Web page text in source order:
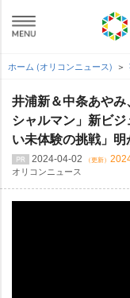
ホーム (オリコンニュース)
井浦新＆中条あや
シャルマン」新ビ
い未体験の挑戦」明
2024-04-02 （更新）
オリコンニュース